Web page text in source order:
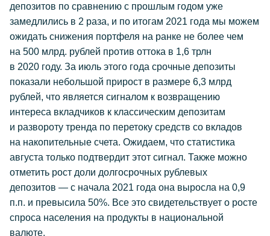
депозитов по сравнению с прошлым годом уже
замедлились в 2 раза, и по итогам 2021 года мы можем
ожидать снижения портфеля на ранке не более чем
на 500 млрд. рублей против оттока в 1,6 трлн
в 2020 году. За июль этого года срочные депозиты
показали небольшой прирост в размере 6,3 млрд
рублей, что является сигналом к возвращению
интереса вкладчиков к классическим депозитам
и развороту тренда по перетоку средств со вкладов
на накопительные счета. Ожидаем, что статистика
августа только подтвердит этот сигнал. Также можно
отметить рост доли долгосрочных рублевых
депозитов — с начала 2021 года она выросла на 0,9
п.п. и превысила 50%. Все это свидетельствует о росте
спроса населения на продукты в национальной
валюте.